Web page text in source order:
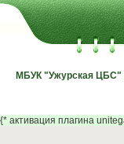
МБУК "Ужурская ЦБС" |
МБУК "Ужурская ЦБС"
{* активация плагина